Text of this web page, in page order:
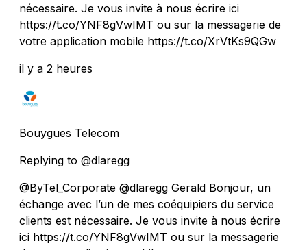
nécessaire. Je vous invite à nous écrire ici
https://t.co/YNF8gVwIMT ou sur la messagerie de
votre application mobile https://t.co/XrVtKs9QGw
il y a 2 heures
Bouygues Telecom
Replying to @dlaregg
@ByTel_Corporate @dlaregg Gerald Bonjour, un
échange avec l’un de mes coéquipiers du service
clients est nécessaire. Je vous invite à nous écrire
ici https://t.co/YNF8gVwIMT ou sur la messagerie